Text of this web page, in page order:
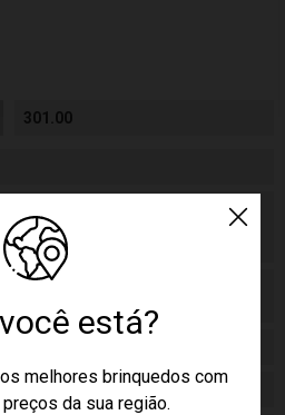
está?
melhores brinquedos com
da sua região.
301.00
acima e o produto. Imagens
ilustrativas.